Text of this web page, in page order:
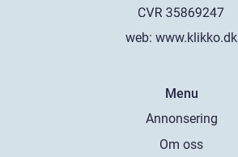
web: www.klikko.dk
Menu
Annonsering
Om oss